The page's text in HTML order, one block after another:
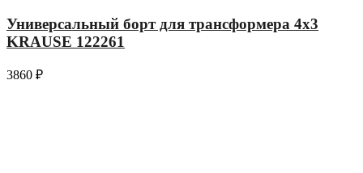
Универсальный борт для трансформера 4х3
KRAUSE 122261
3860 ₽